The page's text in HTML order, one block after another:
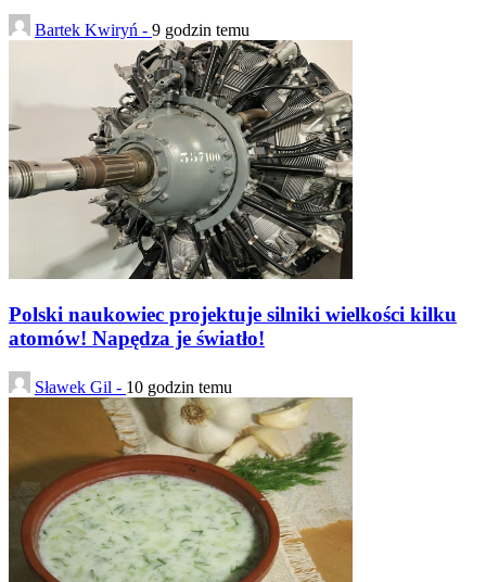
Bartek Kwiryń - 9 godzin temu
Polski naukowiec projektuje silniki wielkości kilku
atomów! Napędza je światło!
Sławek Gil - 10 godzin temu